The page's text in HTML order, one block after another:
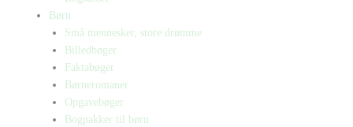
Børn
Små mennesker, store drømme
Billedbøger
Faktabøger
Børneromaner
Opgavebøger
Bogpakker til børn